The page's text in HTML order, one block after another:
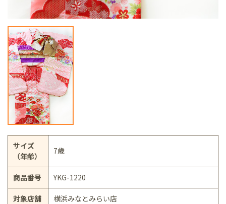
サイズ
（年齢）
7歳
商品番号 YKG-1220
対象店舗 横浜みなとみらい店